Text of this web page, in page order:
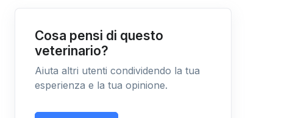
Cosa pensi di questo
veterinario?
Aiuta altri utenti condividendo la tua
esperienza e la tua opinione.